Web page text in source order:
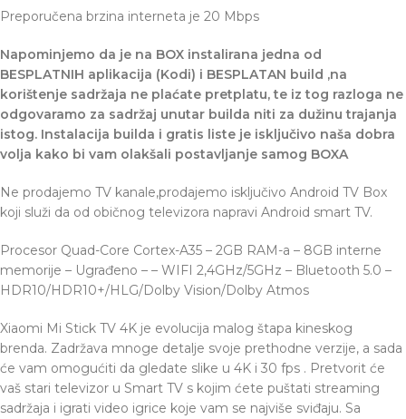
Preporučena brzina interneta je 20 Mbps
Napominjemo da je na BOX instalirana jedna od
BESPLATNIH aplikacija (Kodi) i BESPLATAN build ,na
korištenje sadržaja ne plaćate pretplatu, te iz tog razloga ne
odgovaramo za sadržaj unutar builda niti za dužinu trajanja
istog. Instalacija builda i gratis liste je isključivo naša dobra
volja kako bi vam olakšali postavljanje samog BOXA
Ne prodajemo TV kanale,prodajemo isključivo Android TV Box
koji služi da od običnog televizora napravi Android smart TV.
Procesor Quad-Core Cortex-A35 – 2GB RAM-a – 8GB interne
memorije – Ugrađeno – – WIFI 2,4GHz/5GHz – Bluetooth 5.0 –
HDR10/HDR10+/HLG/Dolby Vision/Dolby Atmos
Xiaomi Mi Stick TV 4K je evolucija malog štapa kineskog
brenda. Zadržava mnoge detalje svoje prethodne verzije, a sada
će vam omogućiti da gledate slike u 4K i 30 fps . Pretvorit će
vaš stari televizor u Smart TV s kojim ćete puštati streaming
sadržaja i igrati video igrice koje vam se najviše sviđaju. Sa